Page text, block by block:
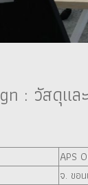
: วัสดุแล
APS
จ. ขอ